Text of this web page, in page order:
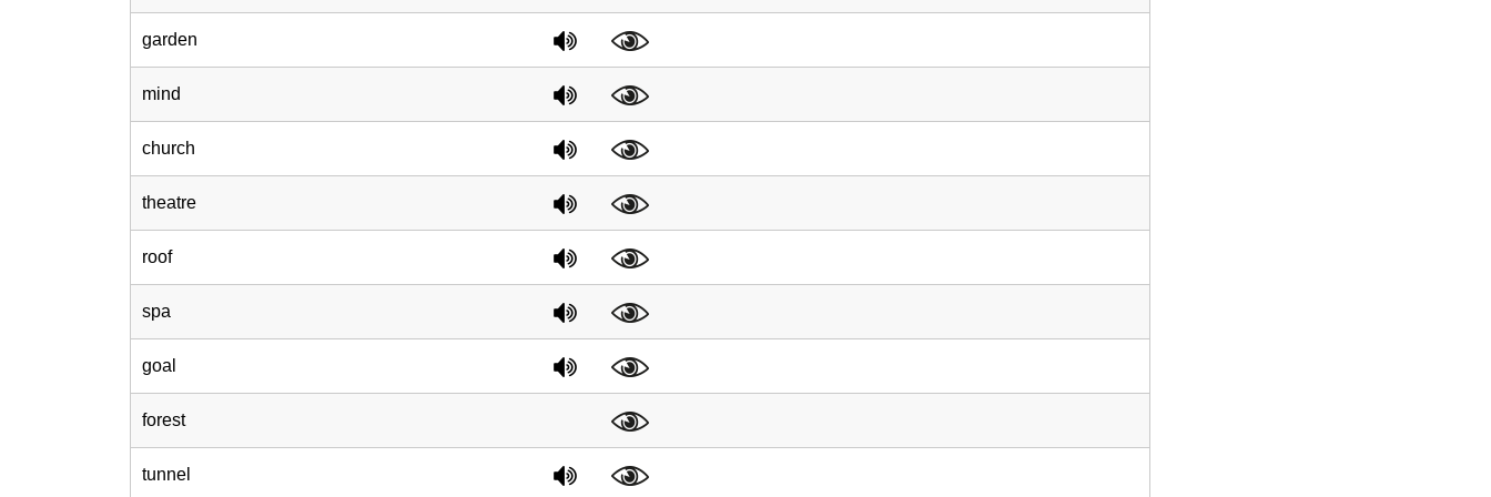
garden
mind
church
theatre
roof
spa
goal
forest
tunnel